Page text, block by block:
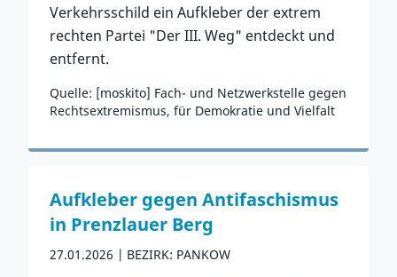
Verkehrsschild ein Aufkleber der extrem
rechten Partei "Der III. Weg" entdeckt und
entfernt.
Quelle: [moskito] Fach- und Netzwerkstelle gegen
Rechtsextremismus, für Demokratie und Vielfalt
Zum Vorfall
Aufkleber gegen Antifaschismus
in Prenzlauer Berg
27.01.2026 BEZIRK: PANKOW